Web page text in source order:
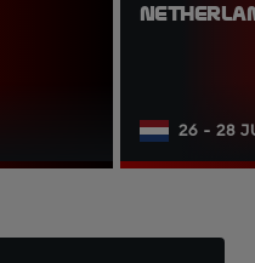
26 - 28